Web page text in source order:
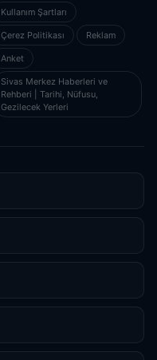
Kullanım Şartları
Çerez Politikası Reklam
Anket
Sivas Merkez Haberleri ve
Rehberi | Tarihi, Nüfusu,
Gezilecek Yerleri